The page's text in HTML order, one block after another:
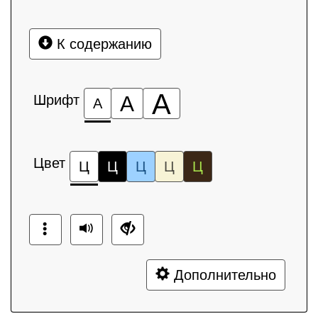
К содержанию
Шрифт А А А
Цвет Ц Ц Ц Ц Ц
Дополнительно